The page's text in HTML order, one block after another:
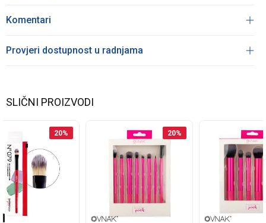
Komentari
Provjeri dostupnost u radnjama
SLIČNI PROIZVODI
20% 20%